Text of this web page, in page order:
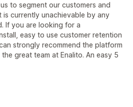
to segment our customers and
is currently unachievable by any
If you are looking for a
easy to use customer retention
strongly recommend the platform
great team at Enalito. An easy 5